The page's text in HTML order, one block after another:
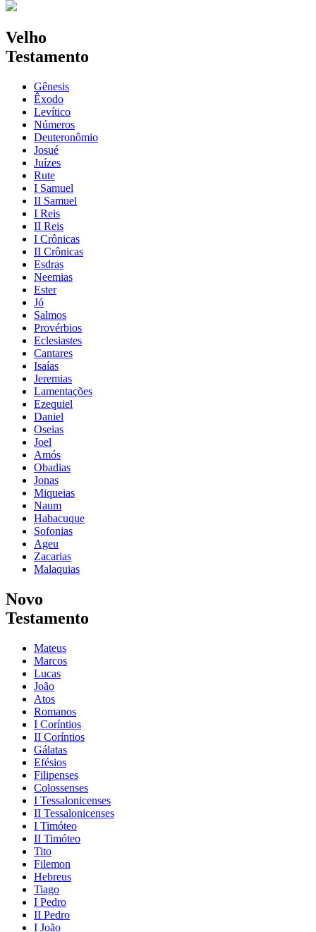
Velho
Testamento
Gênesis
Êxodo
Levítico
Números
Deuteronômio
Josué
Juízes
Rute
I Samuel
II Samuel
I Reis
II Reis
I Crônicas
II Crônicas
Esdras
Neemias
Ester
Jó
Salmos
Provérbios
Eclesiastes
Cantares
Isaías
Jeremias
Lamentações
Ezequiel
Daniel
Oseias
Joel
Amós
Obadias
Jonas
Miqueias
Naum
Habacuque
Sofonias
Ageu
Zacarias
Malaquias
Novo
Testamento
Mateus
Marcos
Lucas
João
Atos
Romanos
I Coríntios
II Coríntios
Gálatas
Efésios
Filipenses
Colossenses
I Tessalonicenses
II Tessalonicenses
I Timóteo
II Timóteo
Tito
Filemon
Hebreus
Tiago
I Pedro
II Pedro
I João